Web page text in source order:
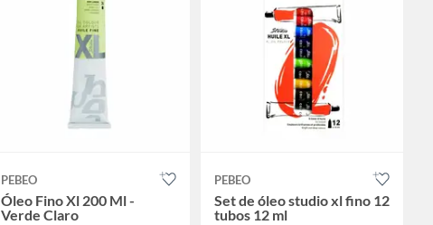
PEBEO
Óleo Fino Xl 200 Ml -
Verde Claro
PEBEO
Set de óleo studio xl fino 12
tubos 12 ml